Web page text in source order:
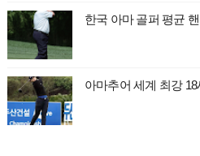
한국 아마 골퍼 평균
아마추어 세계 최강